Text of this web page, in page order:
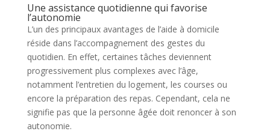
Une assistance quotidienne qui favorise
l’autonomie
L’un des principaux avantages de l’aide à domicile
réside dans l’accompagnement des gestes du
quotidien. En effet, certaines tâches deviennent
progressivement plus complexes avec l’âge,
notamment l’entretien du logement, les courses ou
encore la préparation des repas. Cependant, cela ne
signifie pas que la personne âgée doit renoncer à son
autonomie.